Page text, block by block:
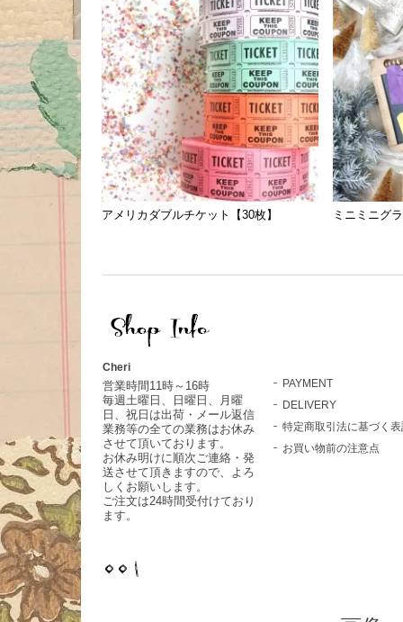
アメリカダブルチケット【30枚】 ミニミニグ
Cheri
営業時間11時～16時
毎週土曜日、日曜日、月曜
日、祝日は出荷・メール返信
業務等の全ての業務はお休み
させて頂いております。
お休み明けに順次ご連絡・発
送させて頂きますので、よろ
しくお願いします。
ご注文は24時間受付けており
ます。
PAYMENT
DELIVERY
特定商取引法に基づく
お買い物前の注意点